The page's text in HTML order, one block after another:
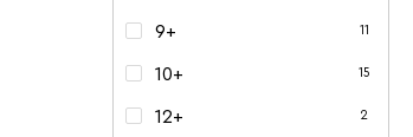
9+ 11
10+ 15
12+ 2